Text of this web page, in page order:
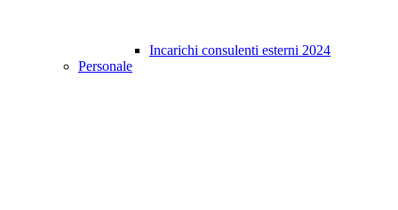
Incarichi consulenti esterni 2024
Personale